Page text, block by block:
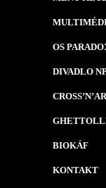
OS
DIVADLO
BIOKÁF
KONTAKT